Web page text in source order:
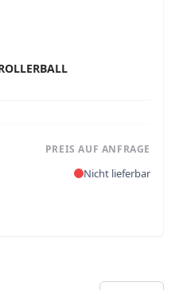
PREIS AUF ANFRAGE
Nicht lieferbar